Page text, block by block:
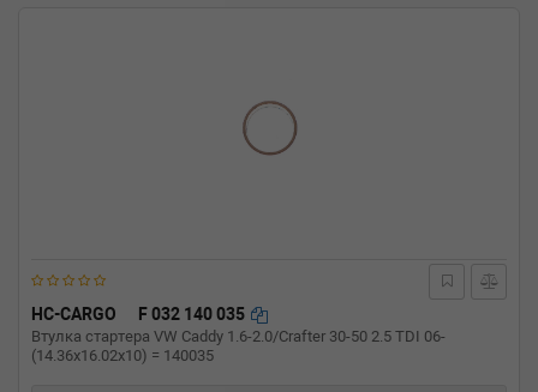
HC-CARGO F 032 140 035
Втулка стартера VW Caddy 1.6-2.0/Crafter 30-50 2.5 TDI 06-
(14.36x16.02x10) = 140035